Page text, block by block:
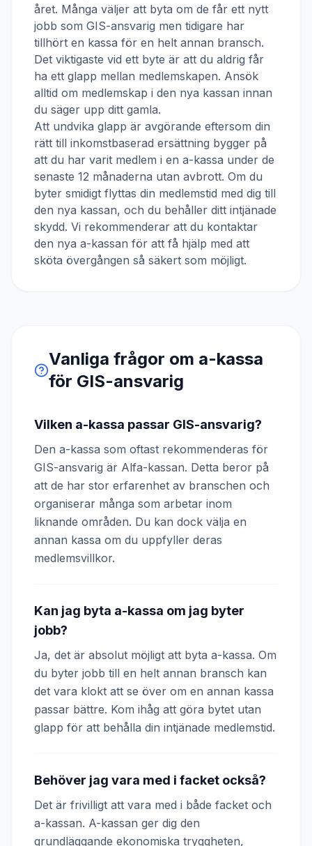
året. Många väljer att byta om de får ett nytt
jobb som GIS-ansvarig men tidigare har
tillhört en kassa för en helt annan bransch.
Det viktigaste vid ett byte är att du aldrig får
ha ett glapp mellan medlemskapen. Ansök
alltid om medlemskap i den nya kassan innan
du säger upp ditt gamla.
Att undvika glapp är avgörande eftersom din
rätt till inkomstbaserad ersättning bygger på
att du har varit medlem i en a-kassa under de
senaste 12 månaderna utan avbrott. Om du
byter smidigt flyttas din medlemstid med dig till
den nya kassan, och du behåller ditt intjänade
skydd. Vi rekommenderar att du kontaktar
den nya a-kassan för att få hjälp med att
sköta övergången så säkert som möjligt.
Vanliga frågor om a-kassa
för GIS-ansvarig
Vilken a-kassa passar GIS-ansvarig?
Den a-kassa som oftast rekommenderas för
GIS-ansvarig är Alfa-kassan. Detta beror på
att de har stor erfarenhet av branschen och
organiserar många som arbetar inom
liknande områden. Du kan dock välja en
annan kassa om du uppfyller deras
medlemsvillkor.
Kan jag byta a-kassa om jag byter
jobb?
Ja, det är absolut möjligt att byta a-kassa. Om
du byter jobb till en helt annan bransch kan
det vara klokt att se över om en annan kassa
passar bättre. Kom ihåg att göra bytet utan
glapp för att behålla din intjänade medlemstid.
Behöver jag vara med i facket också?
Det är frivilligt att vara med i både facket och
a-kassan. A-kassan ger dig den
grundläggande ekonomiska tryggheten,